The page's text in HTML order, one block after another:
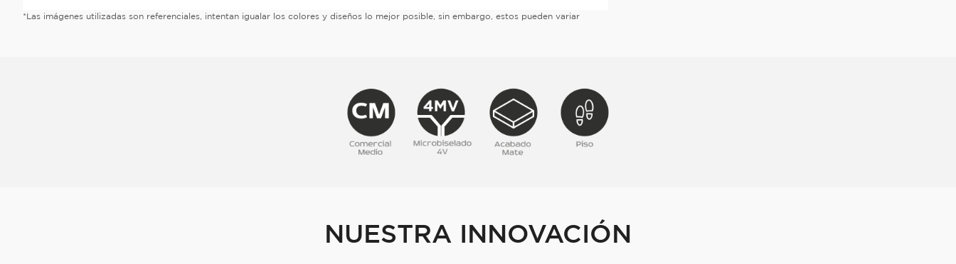
*Las imágenes utilizadas son referenciales, intentan igualar los colores y diseños lo mejor posible, sin embargo, estos pueden variar
NUESTRA INNOVACIÓN